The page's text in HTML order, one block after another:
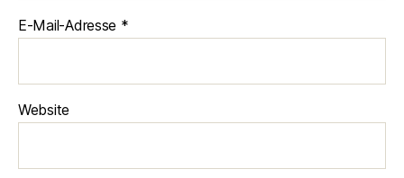
E-Mail-Adresse *
Website